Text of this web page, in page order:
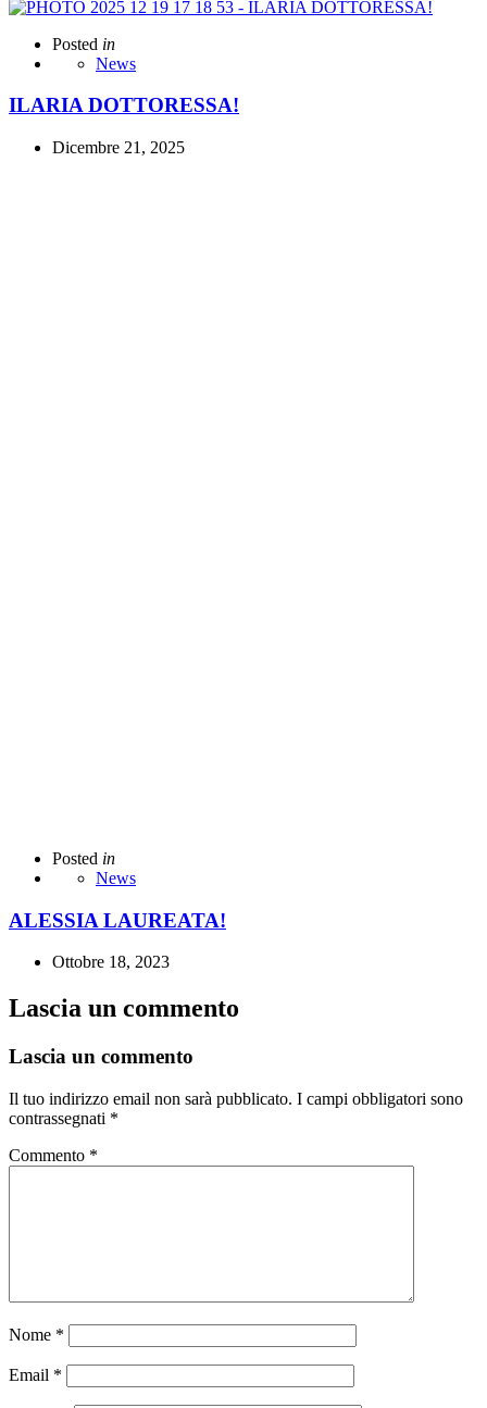
Posted in
News
ILARIA DOTTORESSA!
Dicembre 21, 2025
Posted in
News
ALESSIA LAUREATA!
Ottobre 18, 2023
Lascia un commento
Lascia un commento
Il tuo indirizzo email non sarà pubblicato. I campi obbligatori sono
contrassegnati *
Commento *
Nome *
Email *